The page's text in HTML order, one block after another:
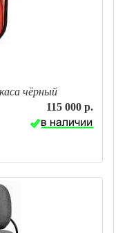
чёрный
115 000 р.